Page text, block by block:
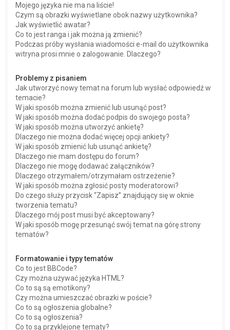
Mojego języka nie ma na liście!
Czym są obrazki wyświetlane obok nazwy użytkownika?
Jak wyświetlić awatar?
Co to jest ranga i jak można ją zmienić?
Podczas próby wysłania wiadomości e-mail do użytkownika
witryna prosi mnie o zalogowanie. Dlaczego?
Problemy z pisaniem
Jak utworzyć nowy temat na forum lub wysłać odpowiedź w
temacie?
W jaki sposób można zmienić lub usunąć post?
W jaki sposób można dodać podpis do swojego posta?
W jaki sposób można utworzyć ankietę?
Dlaczego nie można dodać więcej opcji ankiety?
W jaki sposób zmienić lub usunąć ankietę?
Dlaczego nie mam dostępu do forum?
Dlaczego nie mogę dodawać załączników?
Dlaczego otrzymałem/otrzymałam ostrzeżenie?
W jaki sposób można zgłosić posty moderatorowi?
Do czego służy przycisk “Zapisz” znajdujący się w oknie
tworzenia tematu?
Dlaczego mój post musi być akceptowany?
W jaki sposób mogę przesunąć swój temat na górę strony
tematów?
Formatowanie i typy tematów
Co to jest BBCode?
Czy można używać języka HTML?
Co to są są emotikony?
Czy można umieszczać obrazki w poście?
Co to są ogłoszenia globalne?
Co to są ogłoszenia?
Co to są przyklejone tematy?